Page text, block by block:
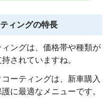
ィングの特長
ングは、価格帯や種類が
されていますね。
ーティングは、新車購入
に最適なメニューです。